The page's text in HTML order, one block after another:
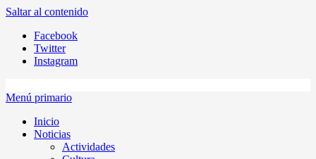
Saltar al contenido
Facebook
Twitter
Instagram
Menú primario
Inicio
Noticias
Actividades